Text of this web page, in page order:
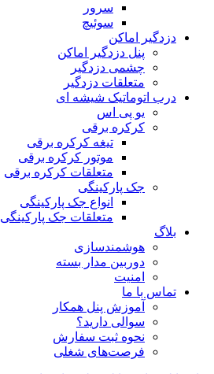
سرور
سوئیچ
دزدگیر اماکن
پنل دزدگیر اماکن
چشمی دزدگیر
متعلقات دزدگیر
درب اتوماتیک شیشه ای
یو پی اس
کرکره برقی
تیغه کرکره برقی
موتور کرکره برقی
متعلقات کرکره برقی
جک پارکینگی
انواع جک پارکینگی
متعلقات جک پارکینگی
بلاگ
هوشمندسازی
دوربین مدار بسته
امنیت
تماس با ما
آموزش پنل همکار
سوالی دارید؟
نحوه ثبت سفارش
فرصت‌های شغلی